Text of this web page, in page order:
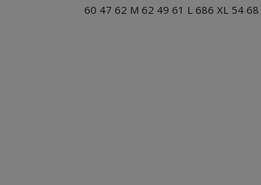
60 47 62 M 62 49 61 L 686 XL 54